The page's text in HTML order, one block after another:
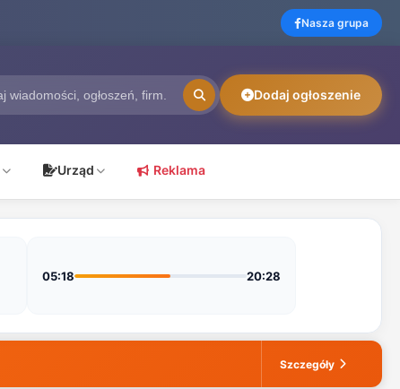
Nasza grupa
Dodaj ogłoszenie
Urząd Reklama
05:18 20:28
Szczegóły